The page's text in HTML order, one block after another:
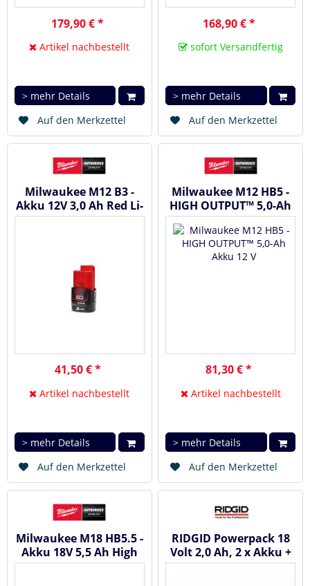
179,90 € *
Artikel nachbestellt
> mehr Details
Auf den Merkzettel
168,90 € *
sofort Versandfertig
> mehr Details
Auf den Merkzettel
Milwaukee M12 B3 -
Akku 12V 3,0 Ah Red Li-
Ion #4932451388
41,50 € *
Artikel nachbestellt
> mehr Details
Auf den Merkzettel
Milwaukee M12 HB5 -
HIGH OUTPUT™ 5,0-Ah
Akku 12 V
81,30 € *
Artikel nachbestellt
> mehr Details
Auf den Merkzettel
Milwaukee M18 HB5.5 -
Akku 18V 5,5 Ah High
Output™ Red Li-Ion...
RIDGID Powerpack 18
Volt 2,0 Ah, 2 x Akku +
Ladegerät 77118